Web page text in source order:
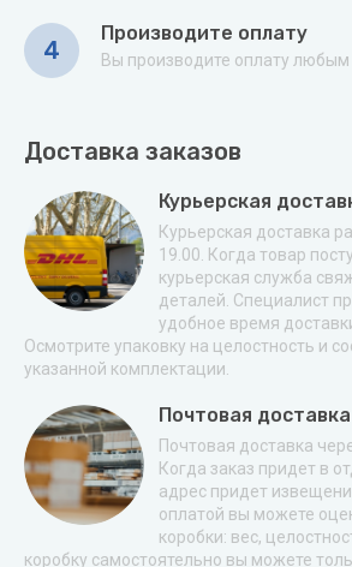
4
Производите оплату
Вы производите оплату
Доставка заказов
Курьерская
Курьерская доставка
19.00. Когда товар
курьерская служба
деталей. Специалист
удобное время
Осмотрите упаковку на целостность и
указанной комплектации.
Почтовая доставка
Почтовая доставка
Когда заказ придет в
адрес придет
оплатой вы можете
коробки: вес,
коробку самостоятельно вы можете